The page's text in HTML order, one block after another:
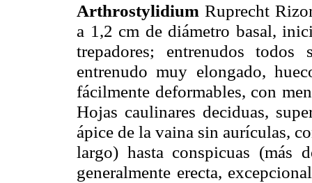
Arthrostylidium Ruprecht
a 1,2 cm de diámetro basal,
trepadores; entrenudos todos
entrenudo muy elongado,
fácilmente deformables, con
Hojas caulinares deciduas,
ápice de la vaina sin aurículas,
largo) hasta conspicuas (más
generalmente erecta,